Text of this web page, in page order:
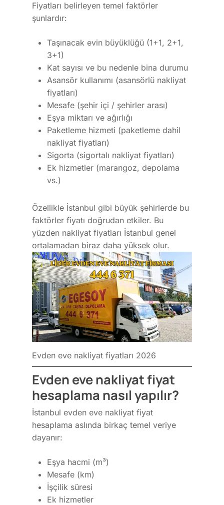
Fiyatları belirleyen temel faktörler
şunlardır:
Taşınacak evin büyüklüğü (1+1, 2+1,
3+1)
Kat sayısı ve bu nedenle bina durumu
Asansör kullanımı (asansörlü nakliyat
fiyatları)
Mesafe (şehir içi / şehirler arası)
Eşya miktarı ve ağırlığı
Paketleme hizmeti (paketleme dahil
nakliyat fiyatları)
Sigorta (sigortalı nakliyat fiyatları)
Ek hizmetler (marangoz, depolama
vs.)
Özellikle İstanbul gibi büyük şehirlerde bu
faktörler fiyatı doğrudan etkiler. Bu
yüzden nakliyat fiyatları İstanbul genel
ortalamadan biraz daha yüksek olur.
Evden eve nakliyat fiyatları 2026
Evden eve nakliyat fiyat
hesaplama nasıl yapılır?
İstanbul evden eve nakliyat fiyat
hesaplama aslında birkaç temel veriye
dayanır:
Eşya hacmi (m³)
Mesafe (km)
İşçilik süresi
Ek hizmetler